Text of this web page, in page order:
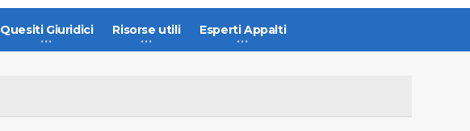
Quesiti Giuridici Risorse utili Esperti Appalti